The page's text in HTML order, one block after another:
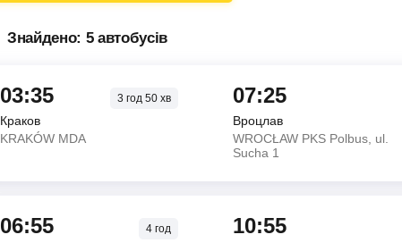
Знайдено: 5 автобусів
03:35 3 год50 хв
Краков
KRAKÓW MDA
07:25
Вроцлав
WROCŁAW PKS Polbus, ul.
Sucha 1
06:55 4 год 10:55